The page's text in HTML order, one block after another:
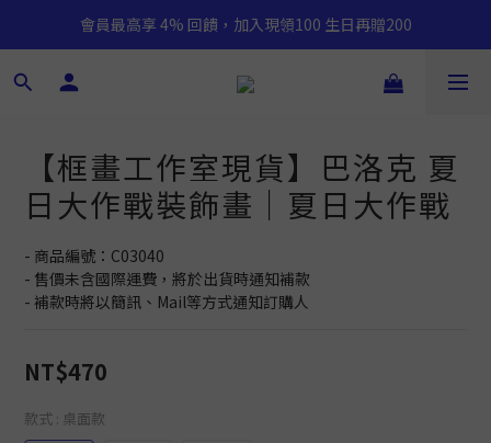
會員最高享 4% 回饋，加入現領100 生日再贈200
【框畫工作室現貨】巴洛克 夏
日大作戰裝飾畫｜夏日大作戰
- 商品編號：C03040
- 售價未含國際運費，將於出貨時通知補款
- 補款時將以簡訊、Mail等方式通知訂購人
NT$470
款式 : 桌面款